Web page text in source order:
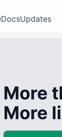
DocsUpdates
More
More